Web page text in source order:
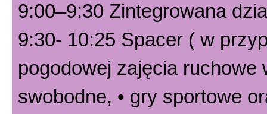
9:00–9:30 Zintegrowana
9:30- 10:25 Spacer ( w
pogodowej zajęcia ruchowe
swobodne, • gry sportowe